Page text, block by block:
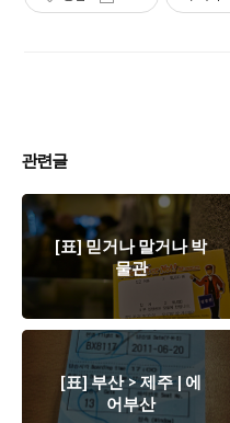
관련글
[표] 믿거나 말거나 박
물관
[표] 부산 > 제주 | 에
어부산